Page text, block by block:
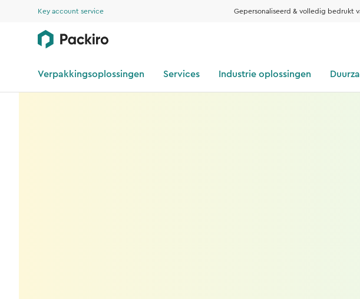
Key account service Gepersonaliseerd & volledig bedrukt
Verpakkingsoplossingen Services Industrie oplossingen